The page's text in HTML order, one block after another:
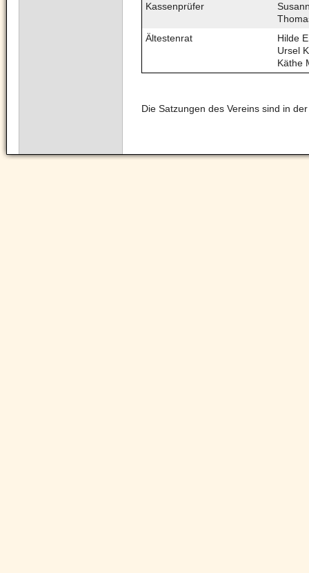
Kassenprüfer
Ältestenrat
Hilde
Ursel
Käthe
Die Satzungen des Vereins sind in
Navigation